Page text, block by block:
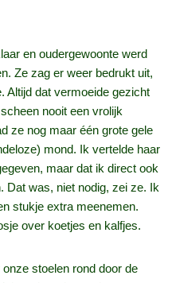
en oudergewoonte werd
Ze zag er weer bedrukt uit,
Altijd dat vermoeide gezicht
nooit een vrolijk
ze nog maar één grote gele
mond. Ik vertelde haar
maar dat ik direct ook
Dat was, niet nodig, zei ze. Ik
stukje extra meenemen.
over koetjes en kalfjes.
stoelen rond door de